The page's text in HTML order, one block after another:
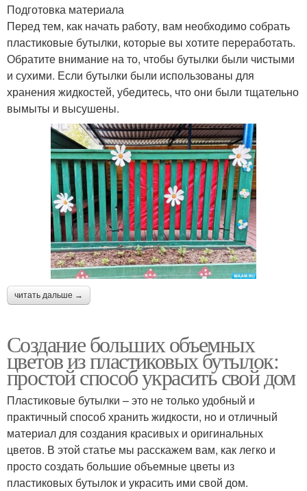
Подготовка материала
Перед тем, как начать работу, вам необходимо собрать
пластиковые бутылки, которые вы хотите переработать.
Обратите внимание на то, чтобы бутылки были чистыми
и сухими. Если бутылки были использованы для
хранения жидкостей, убедитесь, что они были тщательно
вымыты и высушены.
читать дальше →
Создание больших объемных
цветов из пластиковых бутылок:
простой способ украсить свой дом
Пластиковые бутылки – это не только удобный и
практичный способ хранить жидкости, но и отличный
материал для создания красивых и оригинальных
цветов. В этой статье мы расскажем вам, как легко и
просто создать большие объемные цветы из
пластиковых бутылок и украсить ими свой дом.